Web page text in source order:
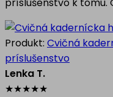
príslušenstvo k tomu.
Produkt: Cvičná
príslušenstvo
Lenka T.
★★★★★